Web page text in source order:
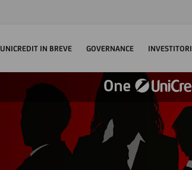
UNICREDIT IN BREVE GOVERNANCE INVESTITORI